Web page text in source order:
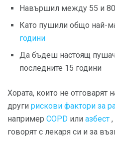
Навършил между 55 и
Като пушили общо най-
години
Да бъдеш настоящ
последните 15 години
Хората, които не отговарят
други рискови фактори за
например COPD или азбест
говорят с лекаря си и за